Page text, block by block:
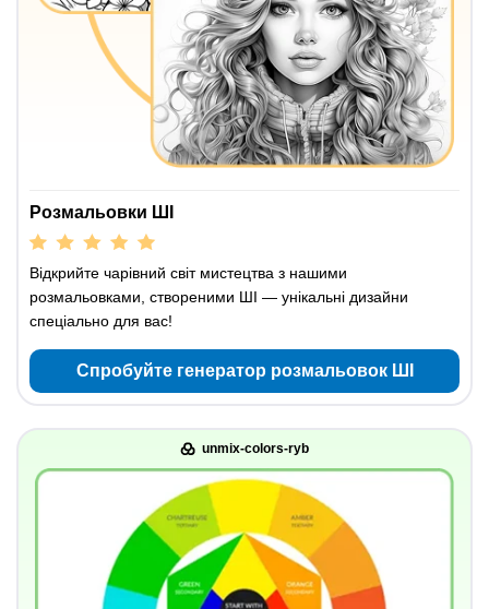
Розмальовки ШІ
Відкрийте чарівний світ мистецтва з нашими
розмальовками, створеними ШІ — унікальні дизайни
спеціально для вас!
Спробуйте генератор розмальовок ШІ
unmix-colors-ryb